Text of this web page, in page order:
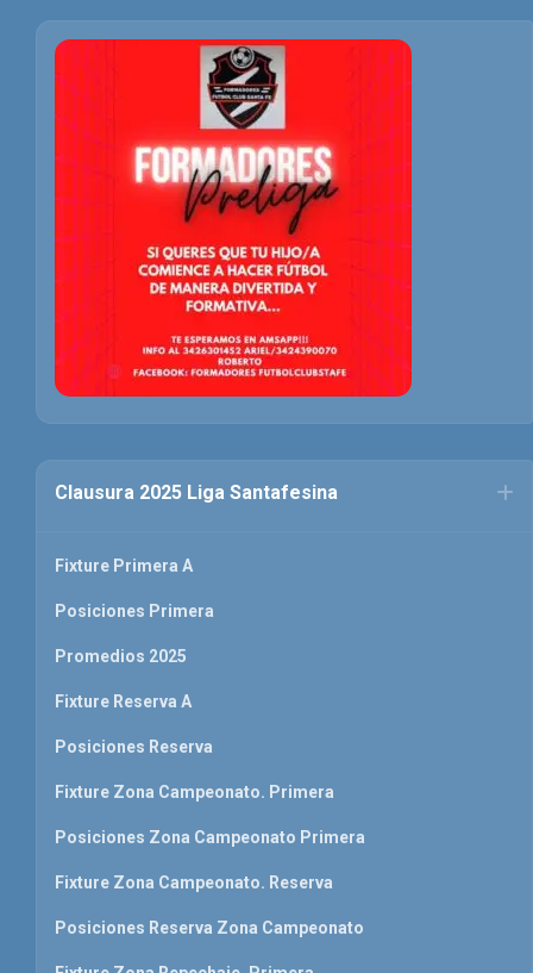
Clausura 2025 Liga Santafesina
Fixture Primera A
Posiciones Primera
Promedios 2025
Fixture Reserva A
Posiciones Reserva
Fixture Zona Campeonato. Primera
Posiciones Zona Campeonato Primera
Fixture Zona Campeonato. Reserva
Posiciones Reserva Zona Campeonato